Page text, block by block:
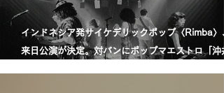
インドネシア発サイケデリックポップ〈Rimba〉
来日公演が決定。対バンにポップマエストロ「沖